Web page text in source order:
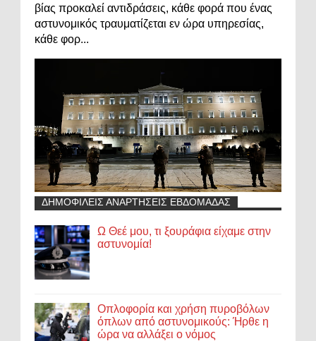
βίας προκαλεί αντιδράσεις, κάθε φορά που ένας
αστυνομικός τραυματίζεται εν ώρα υπηρεσίας,
κάθε φορ...
ΔΗΜΟΦΙΛΕΙΣ ΑΝΑΡΤΗΣΕΙΣ ΕΒΔΟΜΑΔΑΣ
Ω Θεέ μου, τι ξουράφια είχαμε στην
αστυνομία!
Οπλοφορία και χρήση πυροβόλων
όπλων από αστυνομικούς: Ήρθε η
ώρα να αλλάξει ο νόμος